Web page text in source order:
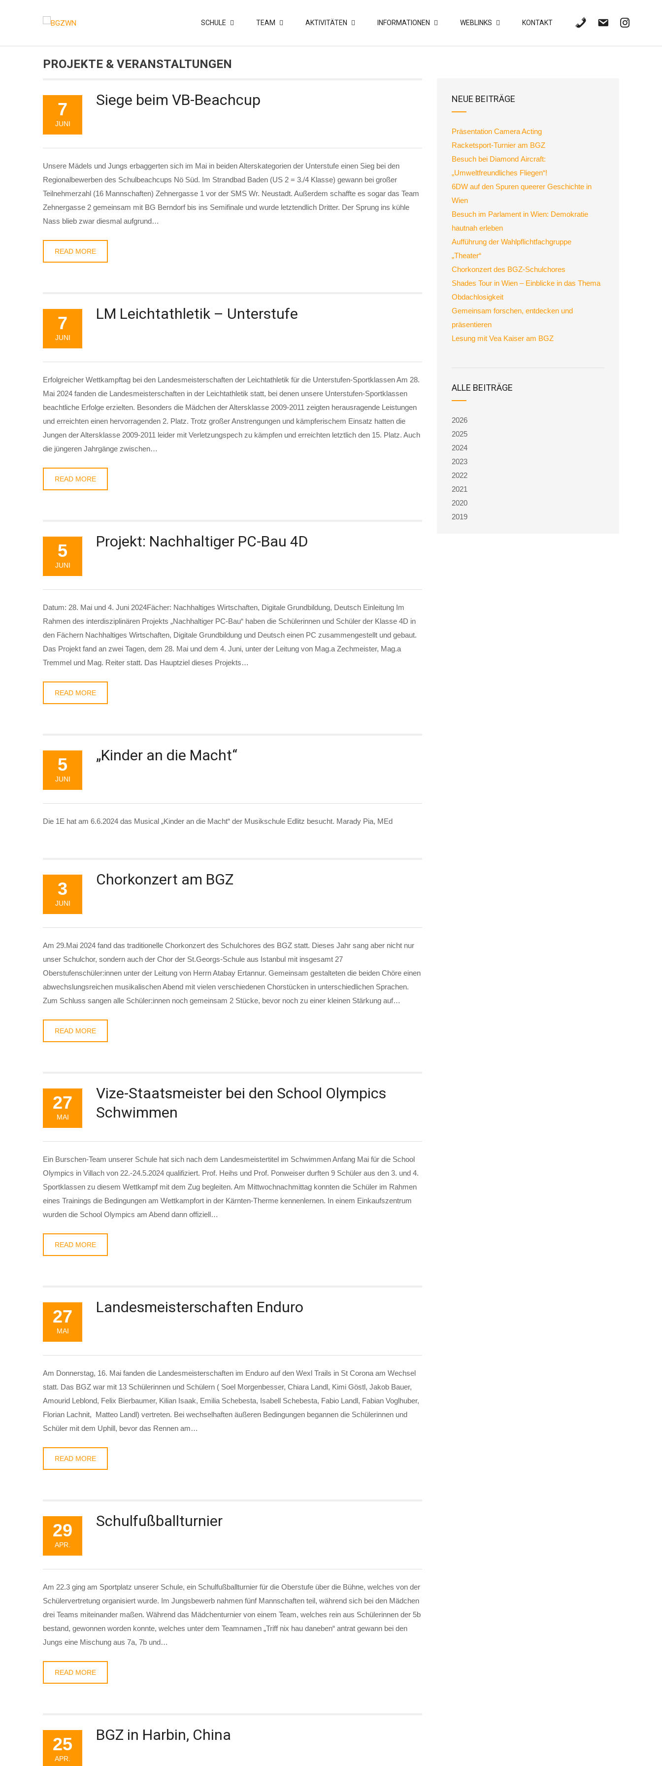
SCHULE TEAM AKTIVITÄTEN INFORMATIONEN WEBLINKS KONTAKT
PROJEKTE & VERANSTALTUNGEN
7
JUNI
Siege beim VB-Beachcup
Unsere Mädels und Jungs erbaggerten sich im Mai in beiden Alterskategorien der Unterstufe einen Sieg bei den
Regionalbewerben des Schulbeachcups Nö Süd. Im Strandbad Baden (US 2 = 3./4 Klasse) gewann bei großer
Teilnehmerzahl (16 Mannschaften) Zehnergasse 1 vor der SMS Wr. Neustadt. Außerdem schaffte es sogar das Team
Zehnergasse 2 gemeinsam mit BG Berndorf bis ins Semifinale und wurde letztendlich Dritter. Der Sprung ins kühle
Nass blieb zwar diesmal aufgrund…
READ MORE
7
JUNI
LM Leichtathletik – Unterstufe
Erfolgreicher Wettkampftag bei den Landesmeisterschaften der Leichtathletik für die Unterstufen-Sportklassen Am 28.
Mai 2024 fanden die Landesmeisterschaften in der Leichtathletik statt, bei denen unsere Unterstufen-Sportklassen
beachtliche Erfolge erzielten. Besonders die Mädchen der Altersklasse 2009-2011 zeigten herausragende Leistungen
und erreichten einen hervorragenden 2. Platz. Trotz großer Anstrengungen und kämpferischem Einsatz hatten die
Jungen der Altersklasse 2009-2011 leider mit Verletzungspech zu kämpfen und erreichten letztlich den 15. Platz. Auch
die jüngeren Jahrgänge zwischen…
READ MORE
5
JUNI
Projekt: Nachhaltiger PC-Bau 4D
Datum: 28. Mai und 4. Juni 2024Fächer: Nachhaltiges Wirtschaften, Digitale Grundbildung, Deutsch Einleitung Im
Rahmen des interdisziplinären Projekts „Nachhaltiger PC-Bau“ haben die Schülerinnen und Schüler der Klasse 4D in
den Fächern Nachhaltiges Wirtschaften, Digitale Grundbildung und Deutsch einen PC zusammengestellt und gebaut.
Das Projekt fand an zwei Tagen, dem 28. Mai und dem 4. Juni, unter der Leitung von Mag.a Zechmeister, Mag.a
Tremmel und Mag. Reiter statt. Das Hauptziel dieses Projekts…
READ MORE
5
JUNI
„Kinder an die Macht“
Die 1E hat am 6.6.2024 das Musical „Kinder an die Macht“ der Musikschule Edlitz besucht. Marady Pia, MEd
3
JUNI
Chorkonzert am BGZ
Am 29.Mai 2024 fand das traditionelle Chorkonzert des Schulchores des BGZ statt. Dieses Jahr sang aber nicht nur
unser Schulchor, sondern auch der Chor der St.Georgs-Schule aus Istanbul mit insgesamt 27
Oberstufenschüler:innen unter der Leitung von Herrn Atabay Ertannur. Gemeinsam gestalteten die beiden Chöre einen
abwechslungsreichen musikalischen Abend mit vielen verschiedenen Chorstücken in unterschiedlichen Sprachen.
Zum Schluss sangen alle Schüler:innen noch gemeinsam 2 Stücke, bevor noch zu einer kleinen Stärkung auf…
READ MORE
27
MAI
Vize-Staatsmeister bei den School Olympics
Schwimmen
Ein Burschen-Team unserer Schule hat sich nach dem Landesmeistertitel im Schwimmen Anfang Mai für die School
Olympics in Villach von 22.-24.5.2024 qualifiziert. Prof. Heihs und Prof. Ponweiser durften 9 Schüler aus den 3. und 4.
Sportklassen zu diesem Wettkampf mit dem Zug begleiten. Am Mittwochnachmittag konnten die Schüler im Rahmen
eines Trainings die Bedingungen am Wettkampfort in der Kärnten-Therme kennenlernen. In einem Einkaufszentrum
wurden die School Olympics am Abend dann offiziell…
READ MORE
27
MAI
Landesmeisterschaften Enduro
Am Donnerstag, 16. Mai fanden die Landesmeisterschaften im Enduro auf den Wexl Trails in St Corona am Wechsel
statt. Das BGZ war mit 13 Schülerinnen und Schülern ( Soel Morgenbesser, Chiara Landl, Kimi Göstl, Jakob Bauer,
Amourid Leblond, Felix Bierbaumer, Kilian Isaak, Emilia Schebesta, Isabell Schebesta, Fabio Landl, Fabian Voglhuber,
Florian Lachnit, Matteo Landl) vertreten. Bei wechselhaften äußeren Bedingungen begannen die Schülerinnen und
Schüler mit dem Uphill, bevor das Rennen am…
READ MORE
29
APR.
Schulfußballturnier
Am 22.3 ging am Sportplatz unserer Schule, ein Schulfußballturnier für die Oberstufe über die Bühne, welches von der
Schülervertretung organisiert wurde. Im Jungsbewerb nahmen fünf Mannschaften teil, während sich bei den Mädchen
drei Teams miteinander maßen. Während das Mädchenturnier von einem Team, welches rein aus Schülerinnen der 5b
bestand, gewonnen worden konnte, welches unter dem Teamnamen „Triff nix hau daneben“ antrat gewann bei den
Jungs eine Mischung aus 7a, 7b und…
READ MORE
25
APR.
BGZ in Harbin, China
NEUE BEITRÄGE
Präsentation Camera Acting
Racketsport-Turnier am BGZ
Besuch bei Diamond Aircraft:
„Umweltfreundliches Fliegen“!
6DW auf den Spuren queerer Geschichte in
Wien
Besuch im Parlament in Wien: Demokratie
hautnah erleben
Aufführung der Wahlpflichtfachgruppe
„Theater“
Chorkonzert des BGZ-Schulchores
Shades Tour in Wien – Einblicke in das Thema
Obdachlosigkeit
Gemeinsam forschen, entdecken und
präsentieren
Lesung mit Vea Kaiser am BGZ
ALLE BEITRÄGE
2026
2025
2024
2023
2022
2021
2020
2019